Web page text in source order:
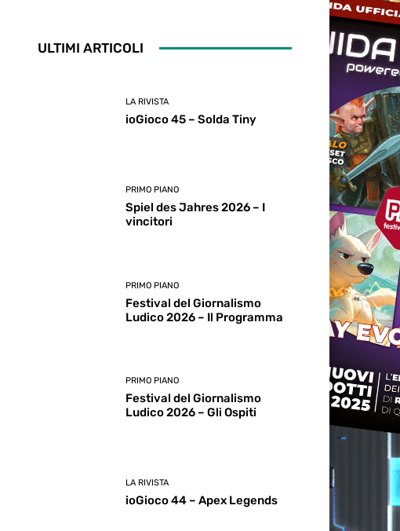
ULTIMI ARTICOLI
LA RIVISTA
ioGioco 45 – Solda Tiny
PRIMO PIANO
Spiel des Jahres 2026 – I
vincitori
PRIMO PIANO
Festival del Giornalismo
Ludico 2026 – Il Programma
PRIMO PIANO
Festival del Giornalismo
Ludico 2026 – Gli Ospiti
LA RIVISTA
ioGioco 44 – Apex Legends